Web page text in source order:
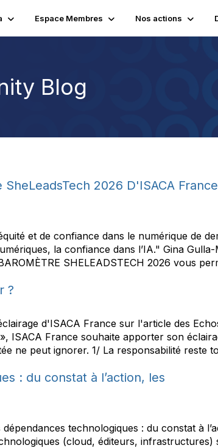
Espace Membres Nos actions
Blog
2026 D'ISACA
et de confiance dans le numérique de
la confiance dans l’IA." Gina
SHELEADSTECH 2026 vous
?
d'ISACA France sur l'article des
ISACA France souhaite apporter son
ne peut ignorer. 1/ La responsabilité reste
: du constat à l’action, les
technologiques : du constat à
(cloud, éditeurs,